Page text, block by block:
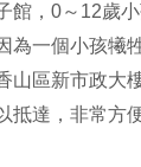
館，0～12歲
一個小孩犧
山區新市政大
抵達，非常方